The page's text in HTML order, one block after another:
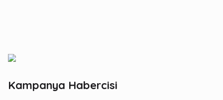
Kampanya Habercisi